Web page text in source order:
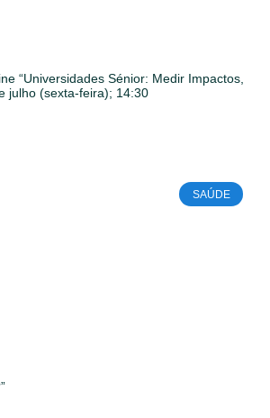
“Universidades Sénior: Medir Impactos,
julho (sexta-feira); 14:30
SAÚDE